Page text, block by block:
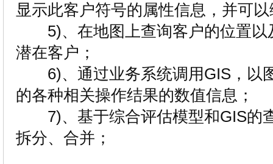
显示此客户符号的属性信息，并可
5)、在地图上查询客户的位置以
潜在客户；
6)、通过业务系统调用GIS，以
的各种相关操作结果的数值信息；
7)、基于综合评估模型和GIS的
拆分、合并；